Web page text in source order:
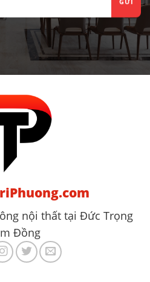
nội thất tại Đức Trọng
Đồng